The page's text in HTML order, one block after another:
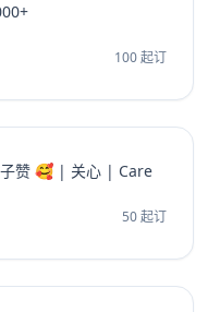
100 起订
子赞 🥰 | 关心 | Care
50 起订